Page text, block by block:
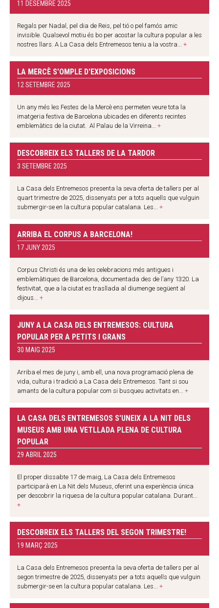
11 DESEMBRE 2025
Regals per Nadal, pel dia de Reis, pel tió o pel famós amic
invisible. Qualsevol motiu és bo per acostar la cultura popular a les
nostres llars. A La Casa dels Entremesos teniu a la vostra... +
LA MERCÈ S'OMPLE D'EXPOSICIONS
12 SETEMBRE 2025
Un any més les Festes de la Mercè ens permeten veure tota la
imatgeria festiva de Barcelona ubicades en diferents recintes
emblemàtics de la ciutat. Al Palau de la Virreina... +
DESCOBREIX ELS TALLERS DE LA TARDOR
3 SETEMBRE 2025
La Casa dels Entremesos presenta la seva oferta de tallers per al
quart trimestre de 2025, dissenyats per a tots aquells que vulguin
submergir-se en la cultura popular catalana. Les... +
ARRIBA EL CORPUS A BARCELONA!
17 JUNY 2025
Corpus Christi és una de les celebracions més antigues i
emblemàtiques de Barcelona, documentada des de l’any 1320. La
festivitat, que a la ciutat es trasllada al diumenge següent al
dijous... +
JUNY A LA CASA DELS ENTREMESOS: CULTURA
POPULAR PER A PETITS I GRANS
30 MAIG 2025
Arriba el mes de juny i, amb ell, una nova programació plena de
vida, cultura i tradició a La Casa dels Entremesos. Tant si sou
amants de la cultura popular com si busqueu activitats en... +
​LA CASA DELS ENTREMESOS S'UNEIX A LA NIT DELS
MUSEUS AMB UNA VETLLADA PLENA DE CULTURA
POPULAR
29 ABRIL 2025
El proper dissabte 17 de maig, La Casa dels Entremesos
participarà en La Nit dels Museus, oferint una experiència única
per descobrir la riquesa de la cultura popular catalana. ​ Durant...
+
DESCOBREIX ELS TALLERS DEL SEGON TRIMESTRE!
19 MARÇ 2025
La Casa dels Entremesos presenta la seva oferta de tallers per al
segon trimestre de 2025, dissenyats per a tots aquells que vulguin
submergir-se en la cultura popular catalana. Les... +